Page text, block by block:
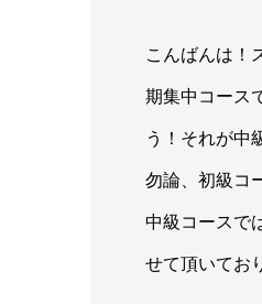
こんばんは！
期集中コース
う！それが中
勿論、初級コ
中級コースで
せて頂いてお